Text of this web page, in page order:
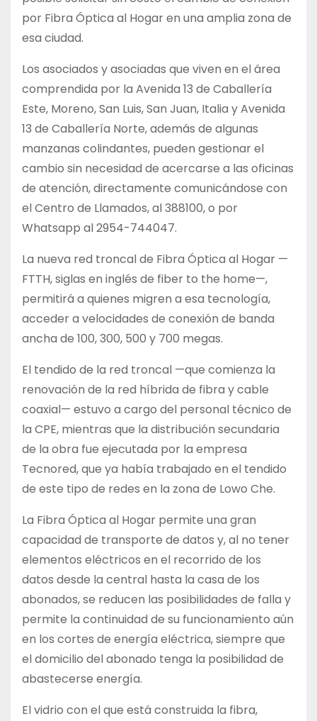
por Fibra Óptica al Hogar en una amplia zona de
esa ciudad.
Los asociados y asociadas que viven en el área
comprendida por la Avenida 13 de Caballería
Este, Moreno, San Luis, San Juan, Italia y Avenida
13 de Caballería Norte, además de algunas
manzanas colindantes, pueden gestionar el
cambio sin necesidad de acercarse a las oficinas
de atención, directamente comunicándose con
el Centro de Llamados, al 388100, o por
Whatsapp al 2954-744047.
La nueva red troncal de Fibra Óptica al Hogar —
FTTH, siglas en inglés de fiber to the home—,
permitirá a quienes migren a esa tecnología,
acceder a velocidades de conexión de banda
ancha de 100, 300, 500 y 700 megas.
El tendido de la red troncal —que comienza la
renovación de la red híbrida de fibra y cable
coaxial— estuvo a cargo del personal técnico de
la CPE, mientras que la distribución secundaria
de la obra fue ejecutada por la empresa
Tecnored, que ya había trabajado en el tendido
de este tipo de redes en la zona de Lowo Che.
La Fibra Óptica al Hogar permite una gran
capacidad de transporte de datos y, al no tener
elementos eléctricos en el recorrido de los
datos desde la central hasta la casa de los
abonados, se reducen las posibilidades de falla y
permite la continuidad de su funcionamiento aún
en los cortes de energía eléctrica, siempre que
el domicilio del abonado tenga la posibilidad de
abastecerse energía.
El vidrio con el que está construida la fibra,